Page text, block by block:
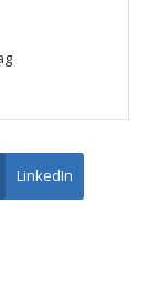
LinkedIn